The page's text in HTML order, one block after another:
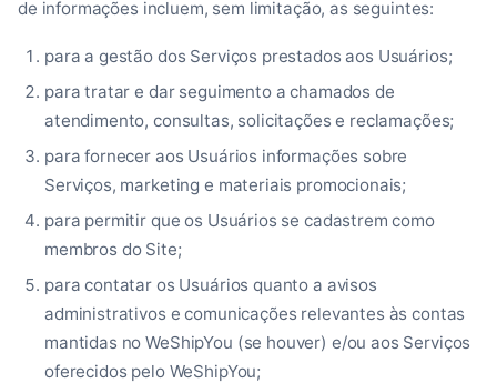
de informações incluem, sem limitação, as seguintes:
para a gestão dos Serviços prestados aos Usuários;
para tratar e dar seguimento a chamados de
atendimento, consultas, solicitações e reclamações;
para fornecer aos Usuários informações sobre
Serviços, marketing e materiais promocionais;
para permitir que os Usuários se cadastrem como
membros do Site;
para contatar os Usuários quanto a avisos
administrativos e comunicações relevantes às contas
mantidas no WeShipYou (se houver) e/ou aos Serviços
oferecidos pelo WeShipYou;